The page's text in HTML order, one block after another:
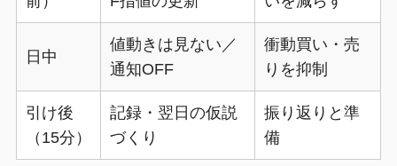
日中
値動きは見ない／
通知OFF
衝動買い・売
りを抑制
引け後
（15分）
記録・翌日の仮説
づくり
振り返りと準
備